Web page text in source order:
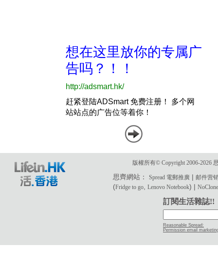
版權所有© Copyright 2006-2026
思齊網站：Spread 電郵推廣 |邮件营
(Fridge to go ,Lenovo Notebook) |